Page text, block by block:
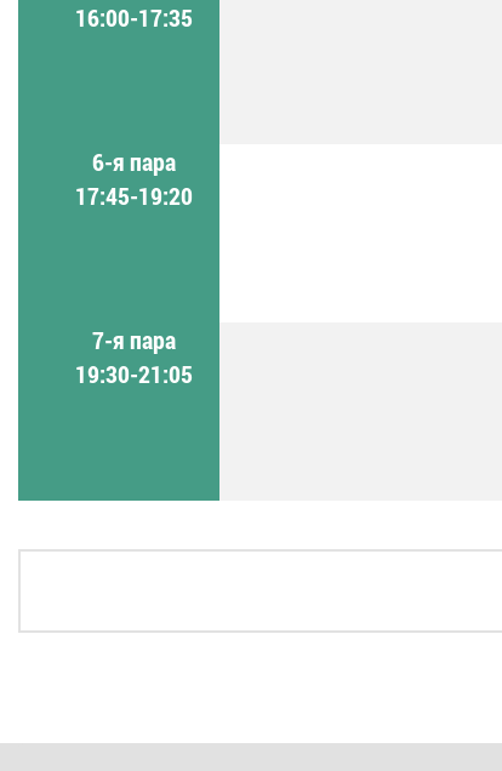
16:00-17:35
6-я пара
17:45-19:20
7-я пара
19:30-21:05